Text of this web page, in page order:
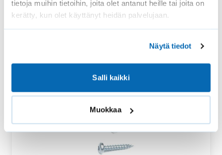
tietoja muihin tietoihin, joita olet antanut heille tai joita on
kerätty, kun olet käyttänyt heidän palvelujaan.
Näytä tiedot
Salli kaikki
Muokkaa